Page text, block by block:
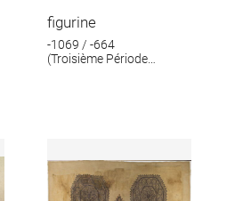
figurine
-1069 / -664
(Troisième Période